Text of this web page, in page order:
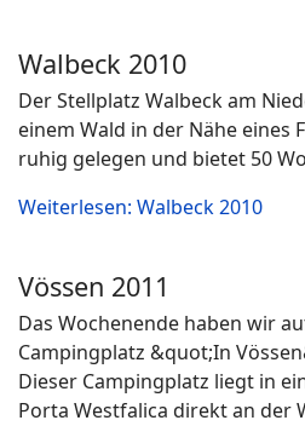
Walbeck 2010
Der Stellplatz Walbeck am
einem Wald in der Nähe eines
ruhig gelegen und bietet 50
Weiterlesen: Walbeck 2010
Vössen 2011
Das Wochenende haben wir
Campingplatz &quot;In
Dieser Campingplatz liegt in
Porta Westfalica direkt an der